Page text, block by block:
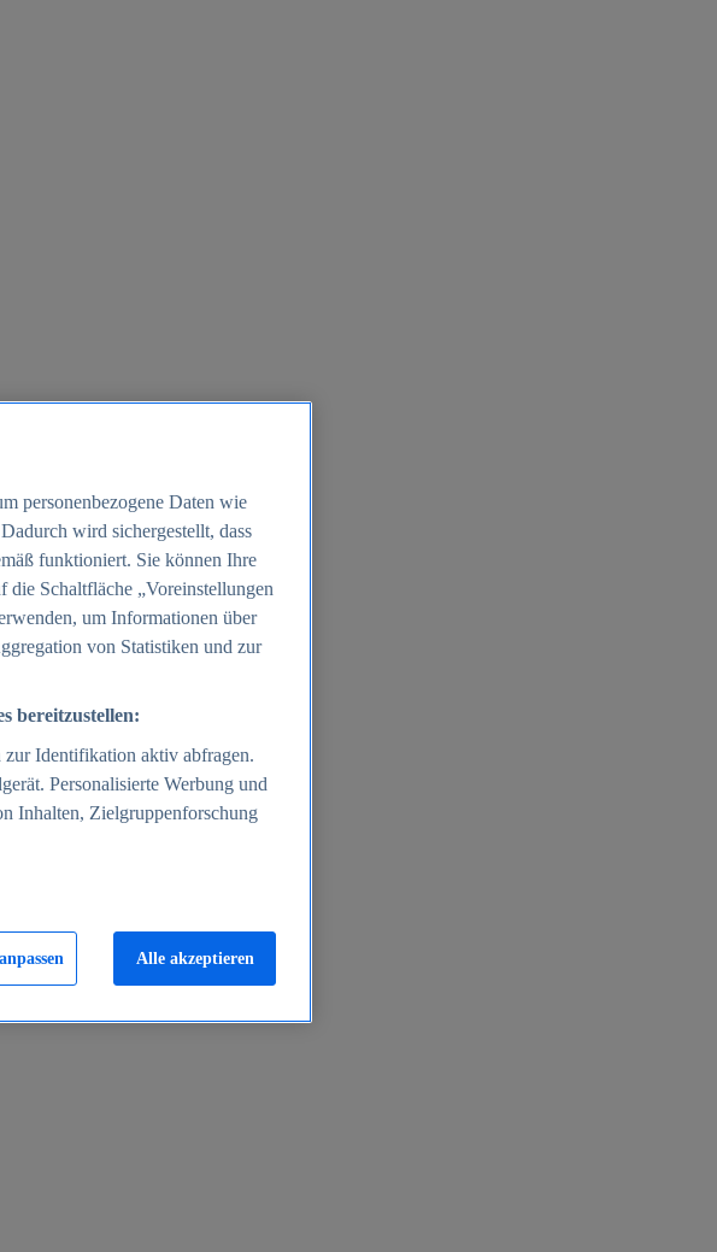
personenbezogene Daten wie
wird sichergestellt, dass
funktioniert. Sie können Ihre
Schaltfläche „Voreinstellungen
um Informationen über
von Statistiken und zur
bereitzustellen:
zur Identifikation aktiv abfragen.
Personalisierte Werbung und
Inhalten, Zielgruppenforschung
Alle akzeptieren